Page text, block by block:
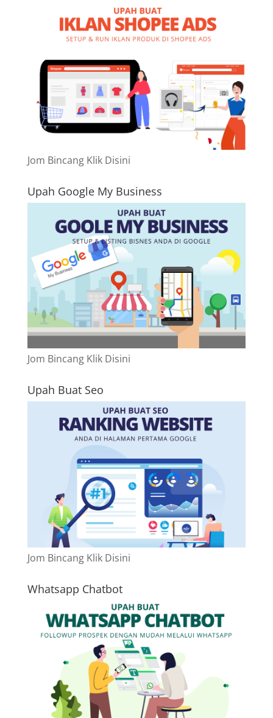
Jom Bincang Klik Disini
Upah Google My Business
Jom Bincang Klik Disini
Upah Buat Seo
Jom Bincang Klik Disini
Whatsapp Chatbot